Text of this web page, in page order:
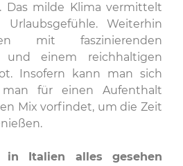
Das milde Klima vermittelt
Weiterhin
mit faszinierenden
und einem reichhaltigen
Insofern kann man sich
für einen Aufenthalt
Mix vorfindet, um die Zeit
Italien alles gesehen